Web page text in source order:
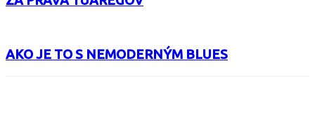
AKO JE TO S NEMODERNÝM BLUES